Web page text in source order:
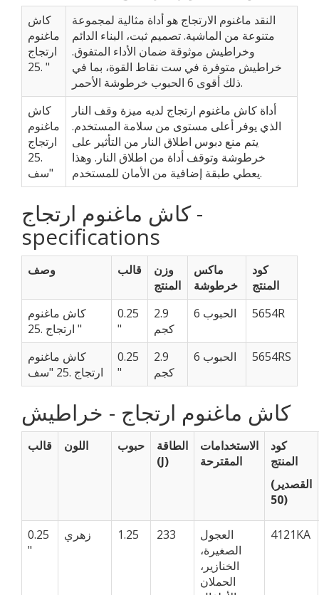
كاش
ماغنوم
ارتجاج
.25 "
النقد ماغنوم الارتجاج هو أداة مثالية لمجموعة
متنوعة من الماشية. تصميم ثبت، البناء الدائم
وخراطيش موثوقة ضمان الأداء المتفوق.
خراطيش متوفرة في ست نقاط القوة، بما في
ذلك أقوى 6 الحبوب خرطوشة الأحمر.
كاش
ماغنوم
ارتجاج
.25
"سف
أداة كاش ماغنوم ارتجاج لديه ميزة وقف النار
الذي يوفر أعلى مستوى من سلامة المستخدم.
يتم منع دبوس اطلاق النار من التأثير على
خرطوشة وتوقف أداة من اطلاق النار. وهذا
يعطي طبقة إضافية من الأمان للمستخدم.
كاش ماغنوم ارتجاج -
specifications
وصف قالب
وزن
المنتج
ماكس
خرطوشة
كود
المنتج
كاش ماغنوم
ارتجاج .25 "
0.25
"
2.9
كجم
6 الحبوب 5654R
كاش ماغنوم
ارتجاج .25 "سف
0.25
"
2.9
كجم
6 الحبوب 5654RS
كاش ماغنوم ارتجاج - خراطيش
قالب اللون حبوب
الطاقة
(J)
الاستخدامات
المقترحة
كود
المنتج
(القصدير
50)
0.25
"
زهري 1.25 233
العجول
الصغيرة،
الخنازير،
الحملان
4121KA